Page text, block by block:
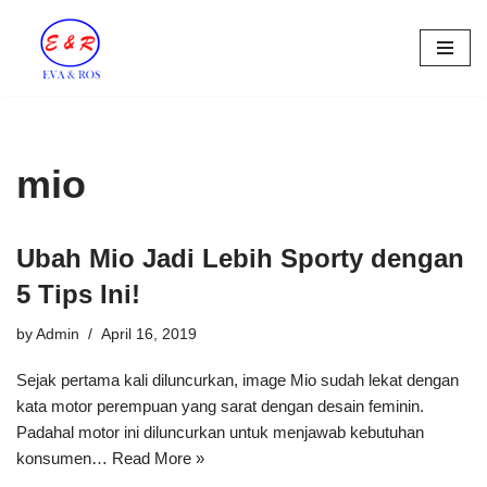
Skip
mio
Ubah Mio Jadi Lebih Sporty dengan
5 Tips Ini!
by Admin April 16, 2019
Sejak pertama kali diluncurkan, image Mio sudah lekat dengan
kata motor perempuan yang sarat dengan desain feminin.
Padahal motor ini diluncurkan untuk menjawab kebutuhan
konsumen… Read More »